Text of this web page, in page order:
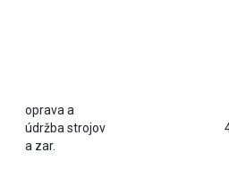
oprava a
údržba strojov
a zar.